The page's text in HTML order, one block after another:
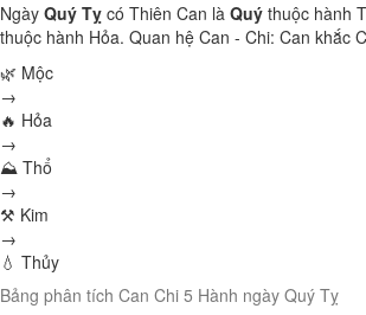
Ngày Quý Tỵ có Thiên Can là Quý thuộc hành
thuộc hành Hỏa. Quan hệ Can - Chi: Can khắc
🌿 Mộc
→
🔥 Hỏa
→
⛰ Thổ
→
⚒ Kim
→
💧 Thủy
Bảng phân tích Can Chi 5 Hành ngày Quý Tỵ